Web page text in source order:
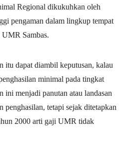
Regional dikukuhkan oleh
pengaman dalam lingkup tempat
Sambas.
itu dapat diambil keputusan, kalau
minimal pada tingkat
ini menjadi panutan atau landasan
penghasilan, tetapi sejak ditetapkan
2000 arti gaji UMR tidak